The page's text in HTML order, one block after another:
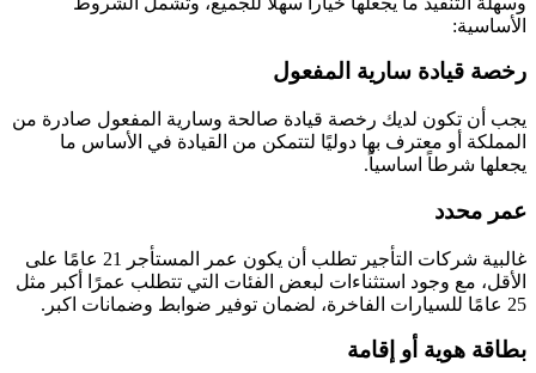
الأساسية:
رخصة قيادة سارية المفعول
يجب أن تكون لديك رخصة قيادة صالحة وسارية المفعول صادرة من
المملكة أو معترف بها دوليًا لتتمكن من القيادة في الأساس ما
يجعلها شرطاً اساسياً.
عمر محدد
غالبية شركات التأجير تطلب أن يكون عمر المستأجر 21 عامًا على
الأقل، مع وجود استثناءات لبعض الفئات التي تتطلب عمرًا أكبر مثل
25 عامًا للسيارات الفاخرة، لضمان توفير ضوابط وضمانات اكبر.
بطاقة هوية أو إقامة